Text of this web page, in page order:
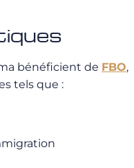
bénéficient de FBO,
tels que :